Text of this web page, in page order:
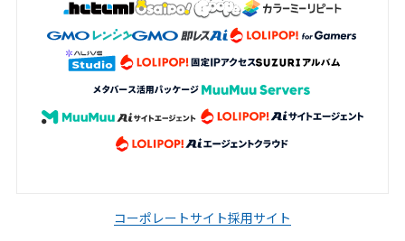
コーポレートサイト採用サイト